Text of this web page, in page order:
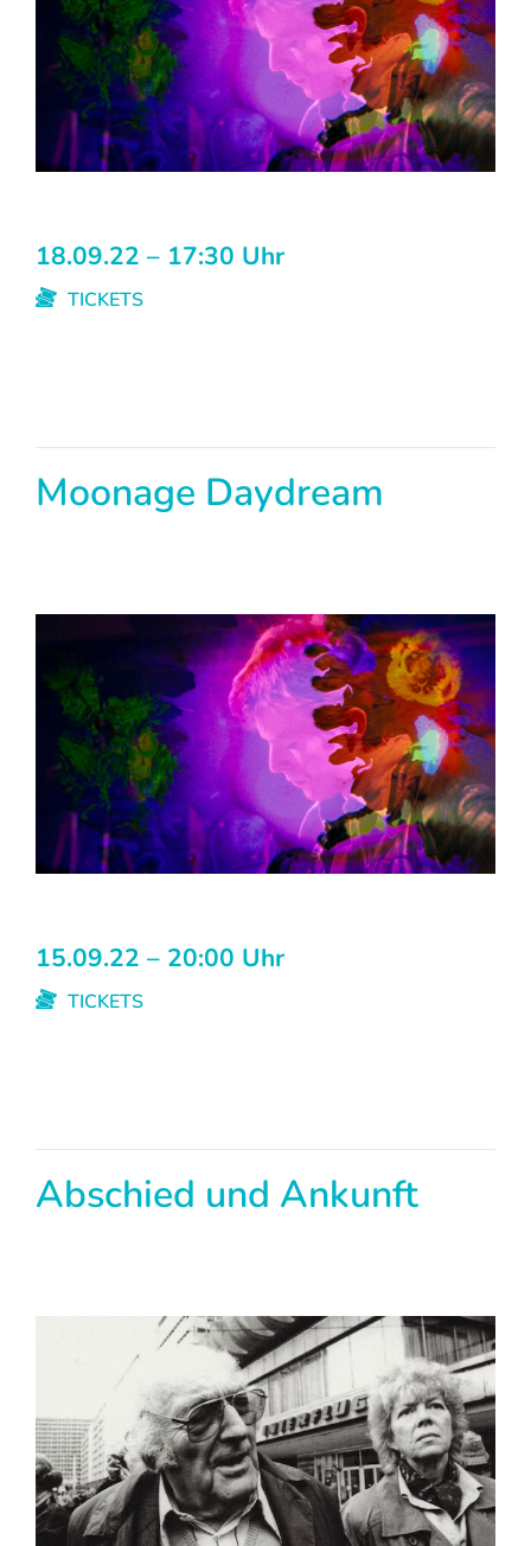
18.09.22 – 17:30 Uhr
TICKETS
Moonage Daydream
15.09.22 – 20:00 Uhr
TICKETS
Abschied und Ankunft